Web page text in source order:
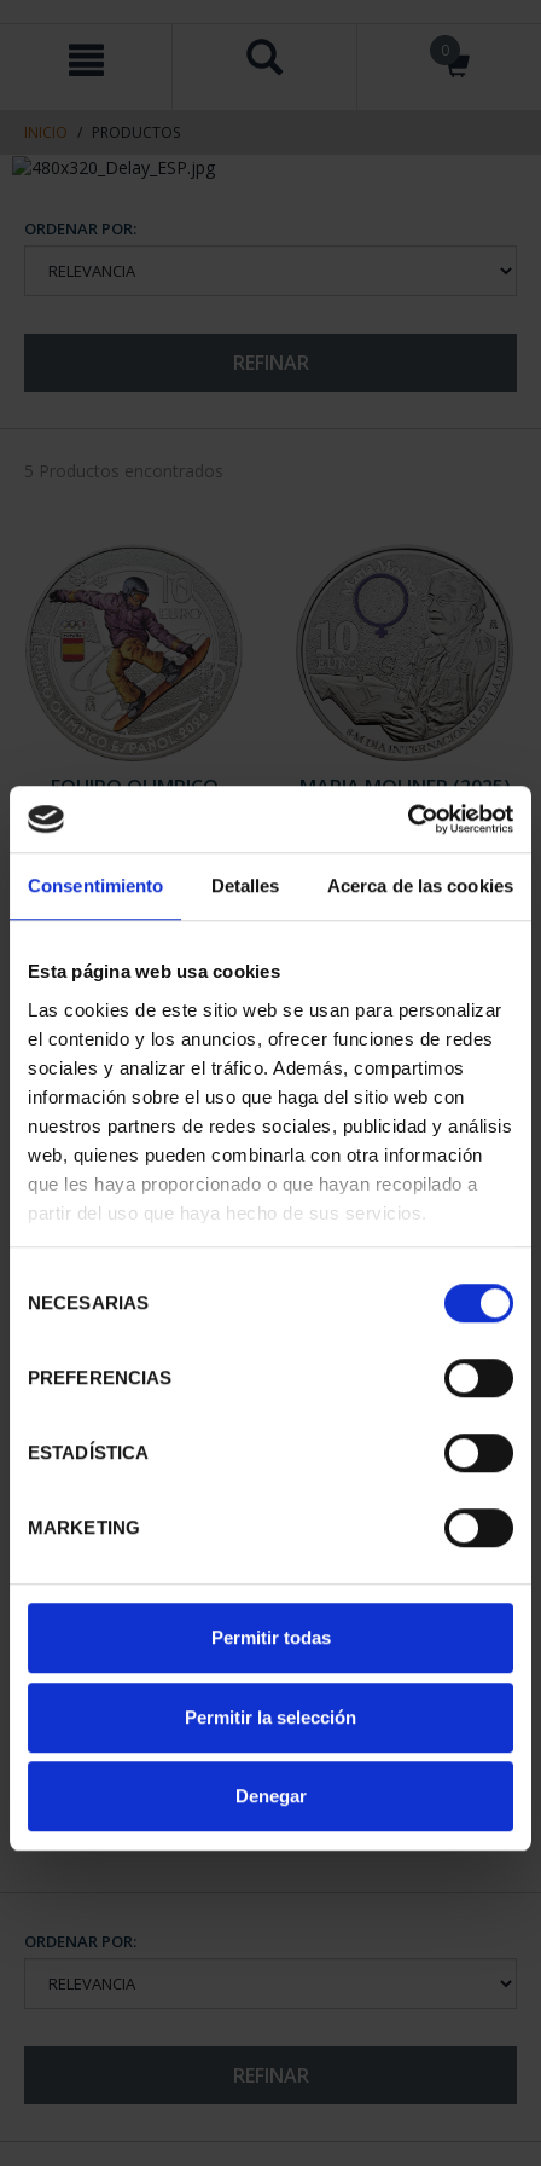
Consentimiento Detalles Acerca de las cookies
Esta página web usa cookies
Las cookies de este sitio web se usan para personalizar
el contenido y los anuncios, ofrecer funciones de redes
sociales y analizar el tráfico. Además, compartimos
información sobre el uso que haga del sitio web con
nuestros partners de redes sociales, publicidad y análisis
web, quienes pueden combinarla con otra información
que les haya proporcionado o que hayan recopilado a
partir del uso que haya hecho de sus servicios.
NECESARIAS
PREFERENCIAS
ESTADÍSTICA
MARKETING
Permitir todas
Permitir la selección
Denegar
contenido
navegacin
0
INICIO PRODUCTOS
ORDENAR POR:
REFINAR
5 Productos encontrados
EQUIPO OLIMPICO
ESPAÑOL 2026 - 8
MARIA MOLINER (2025)
8 REALES
140,00 €
150 ANIV. DE ANTONIO
140,00 €
250 ANIV. EEUU -
140,00 €
MUNDIAL FIFA 2026 (EM.
2025) 8 REALES
ORDENAR POR:
REFINAR